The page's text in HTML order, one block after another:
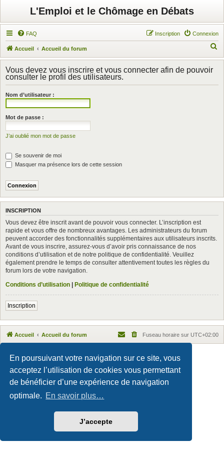
En poursuivant votre navigation sur ce site, vous
acceptez l’utilisation de cookies vous permettant
de bénéficier d’une expérience de navigation
optimale. En savoir plus…
J’accepte
L'Emploi et le Chômage en Débats
FAQ Connexion
Inscription
Accueil Accueil du forum
e
h
Vous devez vous inscrire et vous connecter afin de pouvoir
consulter le profil des utilisateurs.
Nom d’utilisateur :
Mot de passe :
J’ai oublié mon mot de passe
Se souvenir de moi
Masquer ma présence lors de cette session
INSCRIPTION
Vous devez être inscrit avant de pouvoir vous connecter. L’inscription est
rapide et vous offre de nombreux avantages. Les administrateurs du forum
peuvent accorder des fonctionnalités supplémentaires aux utilisateurs inscrits.
Avant de vous inscrire, assurez-vous d’avoir pris connaissance de nos
conditions d’utilisation et de notre politique de confidentialité. Veuillez
également prendre le temps de consulter attentivement toutes les règles du
forum lors de votre navigation.
Conditions d’utilisation | Politique de confidentialité
Inscription
Accueil Accueil du forum Fuseau horaire sur UTC+02:00
Développé parphpBB ® Forum Software © phpBB Limited
Traduction française officielle© Qiaeru
Confidentialité| Conditions